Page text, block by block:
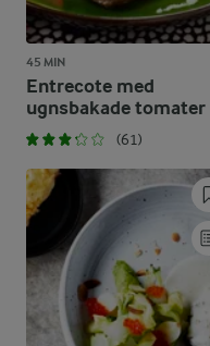
45 MIN
Entrecote med
ugnsbakade tomater
(61)